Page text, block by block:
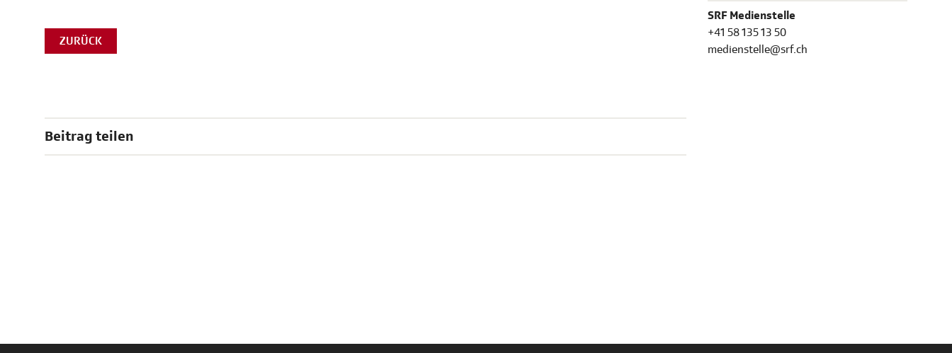
ZURÜCK
Beitrag teilen
SRF Medienstelle
+41 58 135 13 50
medienstelle@srf.ch